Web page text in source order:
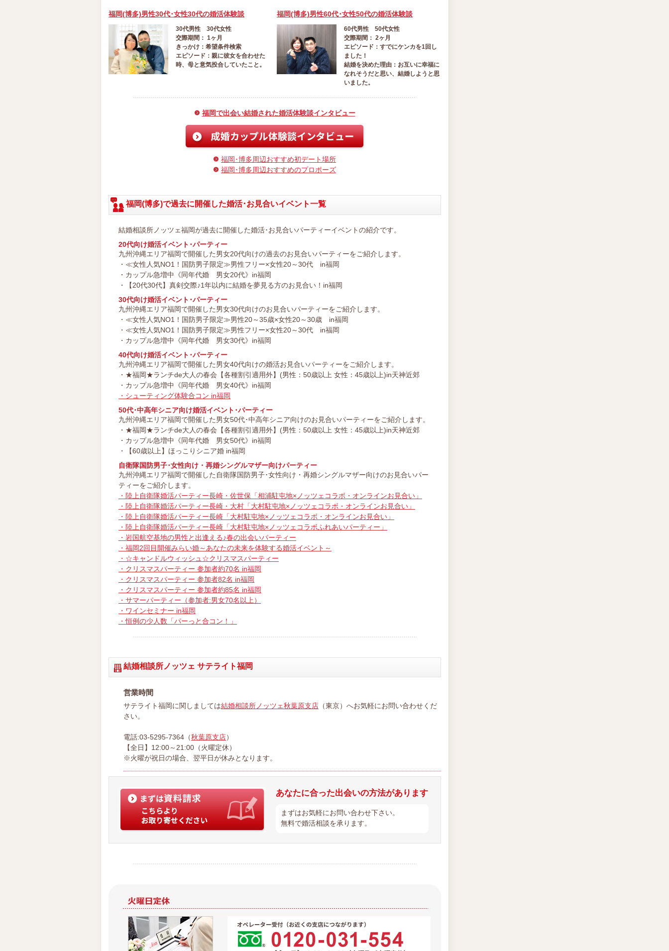
福岡(博多)男性30代･女性30代の婚活体験談
30代男性 30代女性
交際期間： 1ヶ月
きっかけ：希望条件検索
エピソード：親に彼女を合わせた
時、母と意気投合していたこと。
福岡(博多)男性60代･女性50代の婚活体験談
60代男性 50代女性
交際期間： 2ヶ月
エピソード：すでにケンカを1回し
ました！
結婚を決めた理由：お互いに幸福に
なれそうだと思い、結婚しようと思
いました。
福岡で出会い結婚された婚活体験談インタビュー
福岡･博多周辺おすすめ初デート場所
福岡･博多周辺おすすめのプロポーズ
福岡(博多)で過去に開催した婚活･お見合いイベント一覧
結婚相談所ノッツェ福岡が過去に開催した婚活･お見合いパーティーイベントの紹介です。
20代向け婚活イベント･パーティー
九州沖縄エリア福岡で開催した男女20代向けの過去のお見合いパーティーをご紹介します。
・≪女性人気NO1！国防男子限定≫男性フリー×女性20～30代 in福岡
・カップル急増中《同年代婚 男女20代》in福岡
・【20代30代】真剣交際♪1年以内に結婚を夢見る方のお見合い！in福岡
30代向け婚活イベント･パーティー
九州沖縄エリア福岡で開催した男女30代向けのお見合いパーティーをご紹介します。
・≪女性人気NO1！国防男子限定≫男性20～35歳×女性20～30歳 in福岡
・≪女性人気NO1！国防男子限定≫男性フリー×女性20～30代 in福岡
・カップル急増中《同年代婚 男女30代》in福岡
40代向け婚活イベント･パーティー
九州沖縄エリア福岡で開催した男女40代向けの婚活お見合いパーティーをご紹介します。
・★福岡★ランチde大人の春会【各種割引適用外】(男性：50歳以上 女性：45歳以上)in天神近郊
・カップル急増中《同年代婚 男女40代》in福岡
・シューティング体験合コン in福岡
50代･中高年シニア向け婚活イベント･パーティー
九州沖縄エリア福岡で開催した男女50代･中高年シニア向けのお見合いパーティーをご紹介します。
・★福岡★ランチde大人の春会【各種割引適用外】(男性：50歳以上 女性：45歳以上)in天神近郊
・カップル急増中《同年代婚 男女50代》in福岡
・【60歳以上】ほっこりシニア婚 in福岡
自衛隊国防男子･女性向け・再婚シングルマザー向けパーティー
九州沖縄エリア福岡で開催した自衛隊国防男子･女性向け・再婚シングルマザー向けのお見合いパー
ティーをご紹介します。
・陸上自衛隊婚活パーティー長崎・佐世保「相浦駐屯地×ノッツェコラボ・オンラインお見合い」
・陸上自衛隊婚活パーティー長崎・大村「大村駐屯地×ノッツェコラボ・オンラインお見合い」
・陸上自衛隊婚活パーティー長崎「大村駐屯地×ノッツェコラボ・オンラインお見合い」
・陸上自衛隊婚活パーティー長崎「大村駐屯地×ノッツェコラボふれあいパーティー」
・岩国航空基地の男性と出逢える♪春の出会いパーティー
・福岡2回目開催みらい婚～あなたの未来を体験する婚活イベント～
・☆キャンドルウィッシュ☆クリスマスパーティー
・クリスマスパーティー 参加者約70名 in福岡
・クリスマスパーティー 参加者82名 in福岡
・クリスマスパーティー 参加者約85名 in福岡
・サマーパーティー（参加者:男女70名以上）
・ワインセミナー in福岡
・恒例の少人数「パーっと合コン！」
結婚相談所ノッツェ サテライト福岡
営業時間
サテライト福岡に関しましては結婚相談所ノッツェ秋葉原支店 （東京）へお気軽にお問い合わせくだ
さい。
電話:03-5295-7364（秋葉原支店）
【全日】12:00～21:00（火曜定休）
※火曜が祝日の場合、翌平日が休みとなります。
あなたに合った出会いの方法があります
まずはお気軽にお問い合わせ下さい。
無料で婚活相談を承ります。